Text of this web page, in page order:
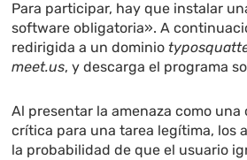
Para participar, hay que instalar
software obligatoria». A
redirigida a un dominio
meet.us, y descarga el programa
Al presentar la amenaza como
crítica para una tarea legítima, los
la probabilidad de que el usuario